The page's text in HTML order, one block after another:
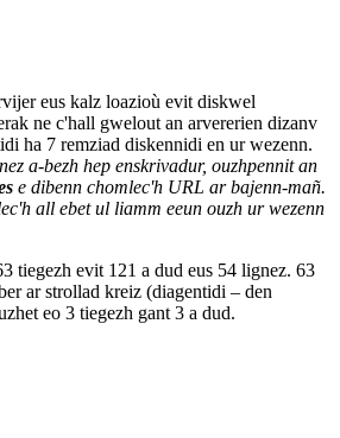
eus kalz loazioù evit diskwel
ne c'hall gwelout an arvererien dizanv
ha 7 remziad diskennidi en ur wezenn.
a-bezh hep enskrivadur, ouzhpennit an
e dibenn chomlec'h URL ar bajenn-mañ.
all ebet ul liamm eeun ouzh ur wezenn
tiegezh evit 121 a dud eus 54 lignez. 63
ar strollad kreiz (diagentidi – den
eo 3 tiegezh gant 3 a dud.